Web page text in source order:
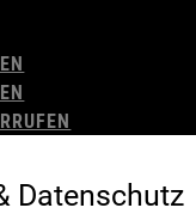
Datenschutz